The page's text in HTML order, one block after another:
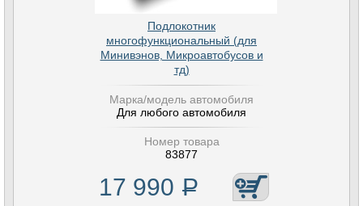
Подлокотник
многофункциональный (для
Минивэнов, Микроавтобусов и
тд)
Марка/модель автомобиля
Для любого автомобиля
Номер товара
83877
17 990 Р